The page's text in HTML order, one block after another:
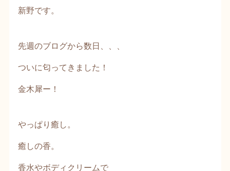
新野です。
先週のブログから数日、、、
ついに匂ってきました！
金木犀ー！
やっぱり癒し。
癒しの香。
香水やボディクリームで